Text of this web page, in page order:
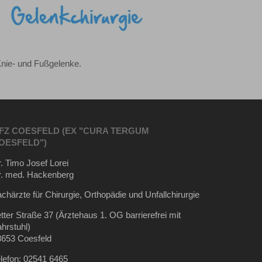
und Fußgelenke.
COESFELD (EX "CURA TERGUM
Timo Josef Lorei
med. Hackenberg
für Chirurgie, Orthopädie und Unfallchirurgie
Straße 37 (Ärztehaus 1. OG barrierefrei mit
Coesfeld
02541 6465